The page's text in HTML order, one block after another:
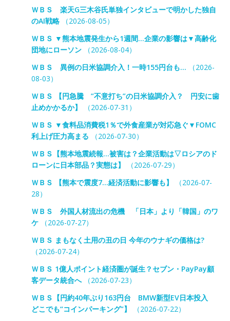
ＷＢＳ 楽天G三木谷氏単独インタビューで明かした独自
のAI戦略（2026-08-05）
ＷＢＳ ▼熊本地震発生から1週間…企業の影響は▼高齢化
団地にローソン（2026-08-04）
ＷＢＳ 異例の日米協調介入！一時155円台も… （2026-
08-03）
ＷＢＳ 【円急騰 ”不意打ち”の日米協調介入？ 円安に歯
止めかかるか】
（2026-07-31）
ＷＢＳ ▼食料品消費税1％で外食産業が対応急ぐ▼FOMC
利上げ圧力高まる （2026-07-30）
ＷＢＳ【熊本地震続報…被害は？企業活動は▽ロシアのド
ローンに日本部品？実態は】
（2026-07-29）
ＷＢＳ 【熊本で震度7…経済活動に影響も】
（2026-07-
28）
ＷＢＳ 外国人材流出の危機 「日本」より「韓国」のワ
ケ（2026-07-27）
ＷＢＳ まもなく土用の丑の日 今年のウナギの価格は?
（2026-07-24）
ＷＢＳ 1億人ポイント経済圏が誕生？セブン・PayPay顧
客データ統合へ（2026-07-23）
ＷＢＳ【円約40年ぶり163円台 BMW新型EV日本投入
どこでも“コインパーキング”】
（2026-07-22）